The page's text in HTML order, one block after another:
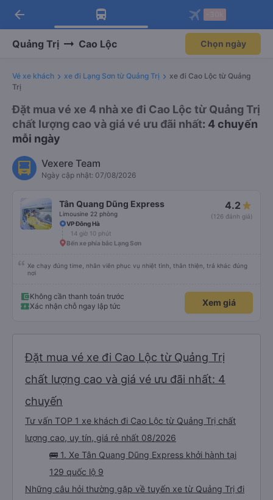
Tải app Vexere ngay!
Nhận ưu đãi thành viên độc
Mở app
Tải app Vexere
-30k/ghế khi đặt vé máy bay qua
Mở app
arrow_back
Quảng Trị Cao Lộc Chọn ngày
Vé xe khách xe đi Lạng Sơn từ Quảng Trị
xe đi Cao Lộc từ Quảng
Trị
Đặt mua vé xe 4 nhà xe đi Cao Lộc từ Quảng Trị
chất lượng cao và giá vé ưu đãi nhất: 4 chuyến
mỗi ngày
Vexere Team
Ngày cập nhật: 07/08/2026
Tân Quang Dũng Express
Limousine 22 phòng
4.2
(126 đánh giá)
VP Đông Hà
14 giờ 10 phút
Bến xe phía bắc Lạng Sơn
Xe chạy đúng time, nhân viên phục vụ nhiệt tình, thân thiện, trả khác đúng
nơi
Không cần thanh toán trước
Xác nhận chỗ ngay lập tức
Xem giá
Đặt mua vé xe đi Cao Lộc từ Quảng Trị
chất lượng cao và giá vé ưu đãi nhất: 4
chuyến
Tư vấn TOP 1 xe khách đi Cao Lộc từ Quảng Trị chất
lượng cao, uy tín, giá rẻ nhất 08/2026
🚌 1. Xe Tân Quang Dũng Express khởi hành tại
129 quốc lộ 9
Những câu hỏi thường gặp về tuyến xe từ Quảng Trị đi